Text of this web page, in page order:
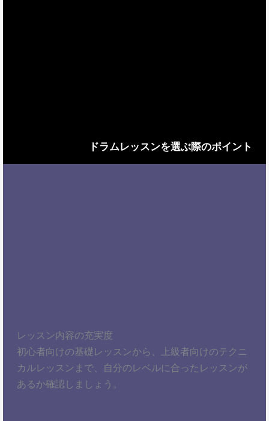
ドラムレッスンを選ぶ際のポイント
レッスン内容の充実度
初心者向けの基礎レッスンから、上級者向けのテクニ
カルレッスンまで、自分のレベルに合ったレッスンが
あるか確認しましょう。